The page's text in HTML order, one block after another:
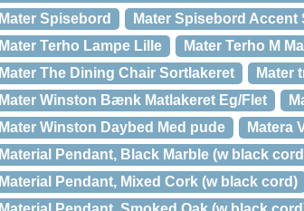
Mater Spisebord
Mater Spisebord Accent
Mater Terho Lampe Lille
Mater Terho M
Mater The Dining Chair Sortlakeret
Mater
Mater Winston Bænk Matlakeret Eg/Flet
Mater Winston Daybed Med pude
Matera
Material Pendant, Black Marble (w black
Material Pendant, Mixed Cork (w black cord)